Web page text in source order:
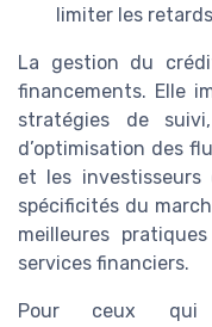
limiter les
La gestion du
financements. Elle
stratégies de
d’optimisation des
et les investisseurs
spécificités du
meilleures
services financiers.
Pour ceux qui